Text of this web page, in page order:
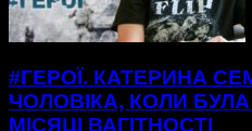
#ГЕРОЇ. КАТЕРИНА
ЧОЛОВІКА, КОЛИ
МІСЯЦІ ВАГІТНОСТІ